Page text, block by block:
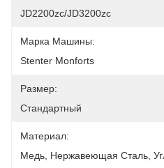
JD2200zc/JD3200zc
Марка Машины:
Stenter Monforts
Размер:
Стандартный
Материал:
Медь, Нержавеющая Сталь,